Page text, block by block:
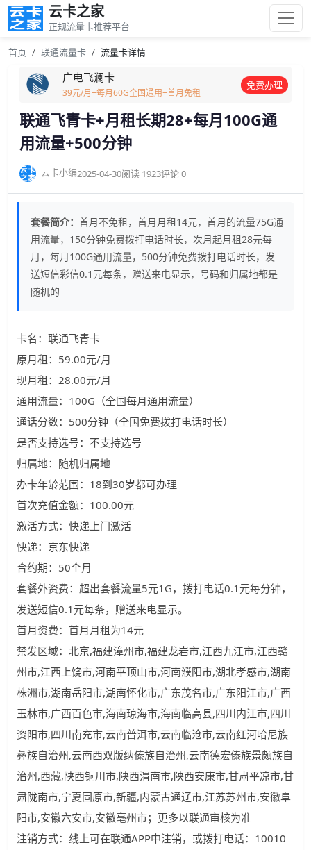
云卡之家
正规流量卡推荐平台
首页 联通流量卡 流量卡详情
广电飞澜卡
39元/月+每月60G全国通用+首月免租
免费办理
联通飞青卡+月租长期28+每月100G通
用流量+500分钟
云卡小编2025-04-30阅读 1923评论 0
套餐简介： 首月不免租，首月月租14元，首月的流量75G通
用流量，150分钟免费拨打电话时长，次月起月租28元每
月，每月100G通用流量，500分钟免费拨打电话时长，发
送短信彩信0.1元每条，赠送来电显示，号码和归属地都是
随机的
卡名：联通飞青卡
原月租：59.00元/月
现月租：28.00元/月
通用流量：100G（全国每月通用流量）
通话分数：500分钟（全国免费拨打电话时长）
是否支持选号：不支持选号
归属地：随机归属地
办卡年龄范围：18到30岁都可办理
首次充值金额：100.00元
激活方式：快递上门激活
快递：京东快递
合约期：50个月
套餐外资费：超出套餐流量5元1G，拨打电话0.1元每分钟，
发送短信0.1元每条，赠送来电显示。
首月资费：首月月租为14元
禁发区域：北京,福建漳州市,福建龙岩市,江西九江市,江西赣
州市,江西上饶市,河南平顶山市,河南濮阳市,湖北孝感市,湖南
株洲市,湖南岳阳市,湖南怀化市,广东茂名市,广东阳江市,广西
玉林市,广西百色市,海南琼海市,海南临高县,四川内江市,四川
资阳市,四川南充市,云南普洱市,云南临沧市,云南红河哈尼族
彝族自治州,云南西双版纳傣族自治州,云南德宏傣族景颇族自
治州,西藏,陕西铜川市,陕西渭南市,陕西安康市,甘肃平凉市,甘
肃陇南市,宁夏固原市,新疆,内蒙古通辽市,江苏苏州市,安徽阜
阳市,安徽六安市,安徽亳州市；更多以联通审核为准
注销方式：线上可在联通APP中注销，或拨打电话：10010